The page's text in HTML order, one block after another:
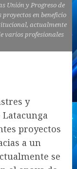
Unión y Progreso de
en beneficio
actualmente
varios profesionales
y
proyectos
a un
se